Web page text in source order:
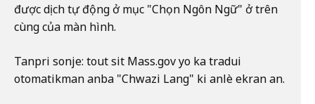
được dịch tự động ở mục "Chọn Ngôn Ngữ" ở trên
cùng của màn hình.
Tanpri sonje: tout sit Mass.gov yo ka tradui
otomatikman anba "Chwazi Lang" ki anlè ekran an.